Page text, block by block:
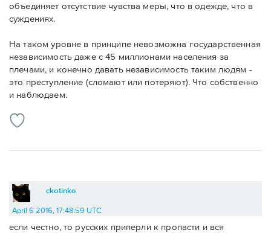
объединяет отсутствие чувства меры, что в одежде, что в
суждениях.
На таком уровне в принципе невозможна государственная
независимость даже с 45 миллионами населения за
плечами, и конечно давать независимость таким людям -
это преступление (сломают или потеряют). Что собственно
и наблюдаем.
ckotinko
April 6 2016, 17:48:59 UTC
если честно, то русских приперли к пропасти и вся